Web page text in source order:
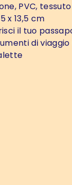
PVC,
x 13,5 cm
il tuo
di